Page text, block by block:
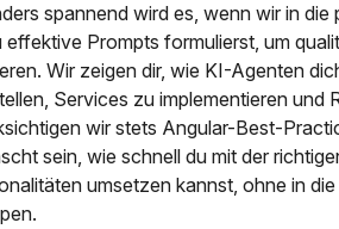
spannend wird es, wenn wir in
effektive Prompts formulierst, um
Wir zeigen dir, wie KI-Agenten
Services zu implementieren und
wir stets Angular-Best-
sein, wie schnell du mit der
umsetzen kannst, ohne in